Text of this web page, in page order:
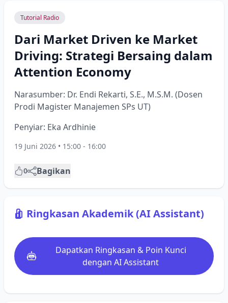
Tutorial Radio
Dari Market Driven ke Market
Driving: Strategi Bersaing dalam
Attention Economy
Narasumber: Dr. Endi Rekarti, S.E., M.S.M. (Dosen
Prodi Magister Manajemen SPs UT)
Penyiar: Eka Ardhinie
19 Juni 2026 • 15:00 - 16:00
0 Bagikan
Ringkasan Akademik (AI Assistant)
Dapatkan Ringkasan & Poin Kunci
dengan AI Assistant